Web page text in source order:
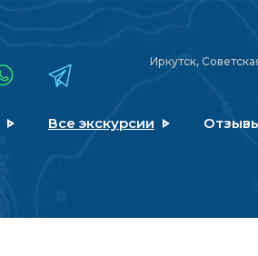
Иркутск,
Все экскурсии